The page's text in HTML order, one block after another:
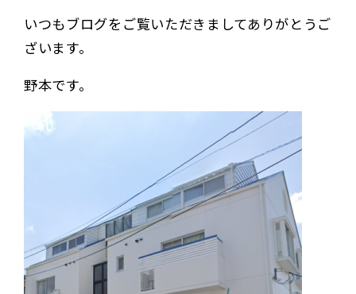
いつもブログをご覧いただきましてありがとうご
ざいます。
野本です。